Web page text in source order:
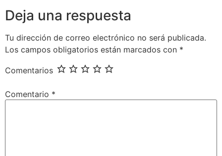
Deja una respuesta
Tu dirección de correo electrónico no será publicada.
Los campos obligatorios están marcados con *
Comentarios
Comentario *